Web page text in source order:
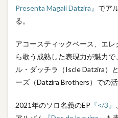
Presenta Magalí Datzira』 でア
る。
アコースティックベース、エ
ら歌う成熟した表現力が魅力
ル・ダッチラ（Iscle Datzira）
ーズ（Datzira Brothers）での活
2021年のソロ名義のEP 『</3』